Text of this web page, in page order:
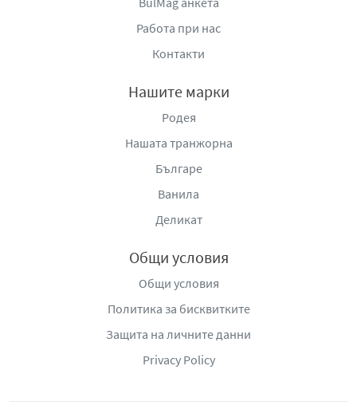
Работа при нас
Контакти
Нашите марки
Родея
Нашата транжорна
Българе
Ванила
Деликат
Общи условия
Общи условия
Политика за бисквитките
Защита на личните данни
Privacy Policy